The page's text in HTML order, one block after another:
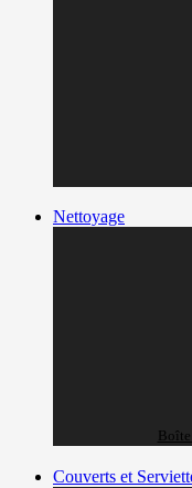
Nettoyage
Couverts et